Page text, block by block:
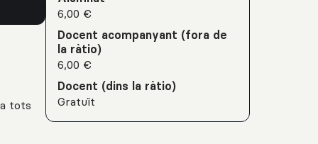
tots
6,00 €
Docent acompanyant (fora de
la ràtio)
6,00 €
Docent (dins la ràtio)
Gratuït